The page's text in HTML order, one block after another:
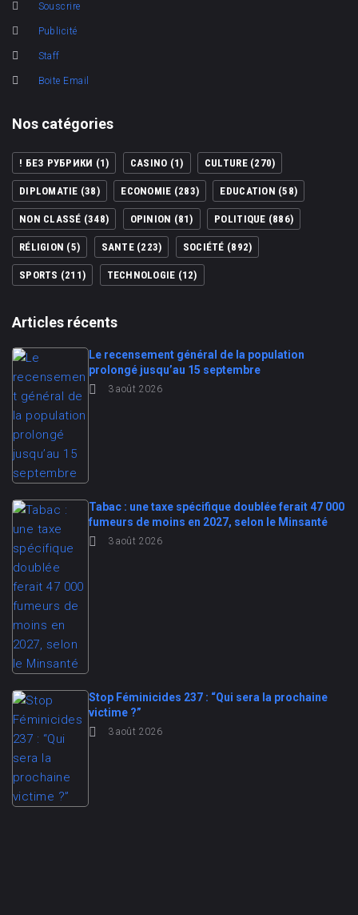
Souscrire
Publicité
Staff
Boite Email
Nos catégories
! БЕЗ РУБРИКИ (1) CASINO (1) CULTURE(270)
DIPLOMATIE (38) ECONOMIE (283) EDUCATION (58)
NON CLASSÉ (348) OPINION (81) POLITIQUE (886)
RÉLIGION (5) SANTE(223) SOCIÉTÉ (892)
SPORTS (211) TECHNOLOGIE (12)
Articles récents
Le recensement général de la population
prolongé jusqu’au 15 septembre
3 août 2026
Tabac : une taxe spécifique doublée ferait 47 000
fumeurs de moins en 2027, selon le Minsanté
3 août 2026
Stop Féminicides 237 : “Qui sera la prochaine
victime ?”
3 août 2026